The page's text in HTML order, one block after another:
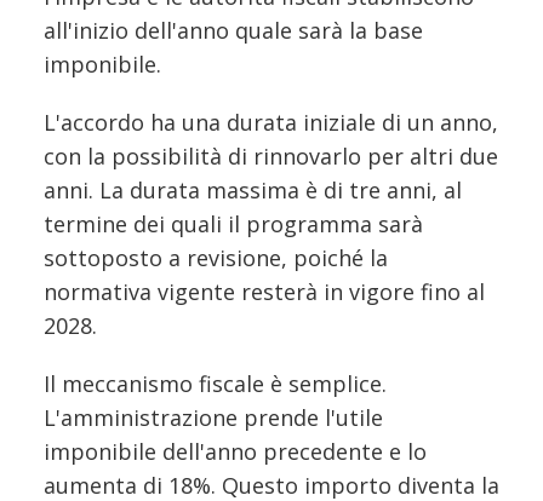
all'inizio dell'anno quale sarà la base
imponibile.
L'accordo ha una durata iniziale di un anno,
con la possibilità di rinnovarlo per altri due
anni. La durata massima è di tre anni, al
termine dei quali il programma sarà
sottoposto a revisione, poiché la
normativa vigente resterà in vigore fino al
2028.
Il meccanismo fiscale è semplice.
L'amministrazione prende l'utile
imponibile dell'anno precedente e lo
aumenta di 18%. Questo importo diventa la